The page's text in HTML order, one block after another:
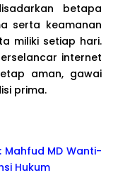
betapa
serta keamanan
miliki setiap hari.
internet
aman, gawai
prima.
Mahfud MD Wanti-
Hukum